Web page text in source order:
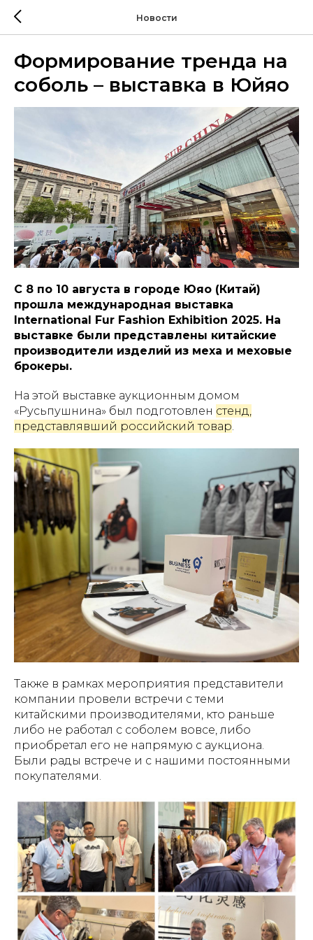
Новости
Формирование тренда на
соболь – выставка в Юйяо
С 8 по 10 августа в городе Юяо (Китай)
прошла международная выставка
International Fur Fashion Exhibition 2025. На
выставке были представлены китайские
производители изделий из меха и меховые
брокеры.
На этой выставке аукционным домом
«Русьпушнина» был подготовлен стенд,
представлявший российский товар
Также в рамках мероприятия представители
компании провели встречи с теми
китайскими производителями, кто раньше
либо не работал с соболем вовсе, либо
приобретал его не напрямую с аукциона.
Были рады встрече и с нашими постоянными
покупателями.